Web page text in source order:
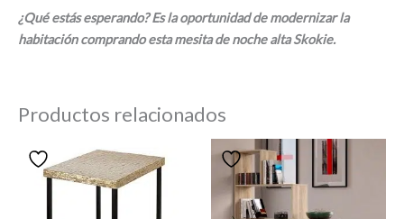
¿Qué estás esperando? Es la oportunidad de modernizar la
habitación comprando esta mesita de noche alta Skokie.
Productos relacionados